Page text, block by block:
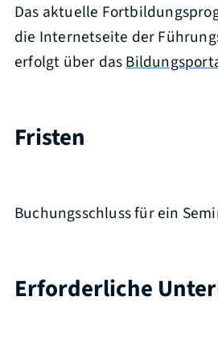
Das aktuelle
die Internetseite der
erfolgt über das
Fristen
Buchungsschluss für ein
Erforderliche